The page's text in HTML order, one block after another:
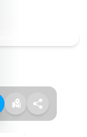
de Lugares Históricos